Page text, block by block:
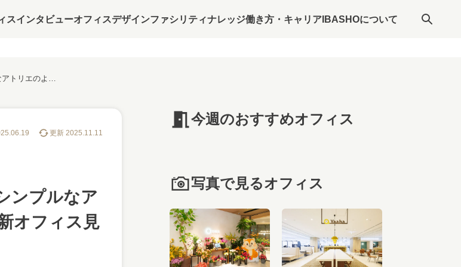
スインタビューオフィスデザインファシリティナレッジ働き方・キャリア IBASHOについて
更新 2025.11.11
ンプルなア
オフィス見
今週のおすすめオフィス
写真で見るオフィス